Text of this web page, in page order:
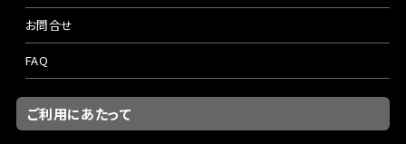
お問合せ
FAQ
ご利用にあたって